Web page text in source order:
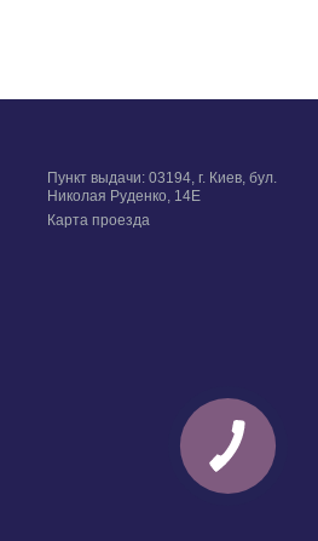
Пункт выдачи: 03194, г. Киев, бул.
Николая Руденко, 14Е
Карта проезда